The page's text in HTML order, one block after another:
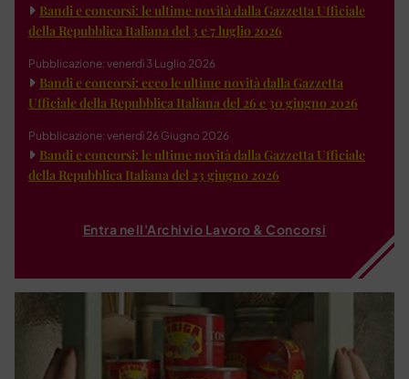
Bandi e concorsi: le ultime novità dalla Gazzetta Ufficiale
della Repubblica Italiana del 3 e 7 luglio 2026
Pubblicazione: venerdì 3 Luglio 2026
Bandi e concorsi: ecco le ultime novità dalla Gazzetta
Ufficiale della Repubblica Italiana del 26 e 30 giugno 2026
Pubblicazione: venerdì 26 Giugno 2026
Bandi e concorsi: le ultime novità dalla Gazzetta Ufficiale
della Repubblica Italiana del 23 giugno 2026
Entra nell'Archivio Lavoro & Concorsi